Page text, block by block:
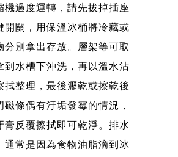
機過度運轉，請先拔掉插座
開關，用保溫冰桶將冷藏或
分別拿出存放。層架等可取
到水槽下沖洗，再以溫水沾
拭整理，最後瀝乾或擦乾後
磁條偶有汙垢發霉的情況，
膏反覆擦拭即可乾淨。排水
通常是因為食物油脂滴到冰